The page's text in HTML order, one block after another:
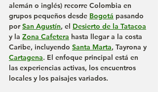
alemán o inglés) recorre Colombia en
grupos pequeños desde Bogotá pasando
por San Agustín, el Desierto de la Tatacoa
y la Zona Cafetera hasta llegar a la costa
Caribe, incluyendo Santa Marta, Tayrona y
Cartagena. El enfoque principal está en
las experiencias activas, los encuentros
locales y los paisajes variados.